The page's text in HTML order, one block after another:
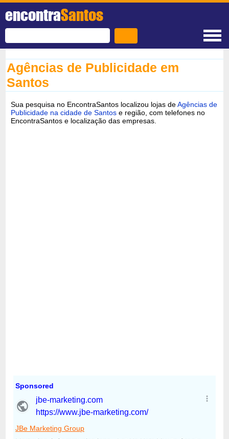
encontraSantos
Agências de Publicidade em
Santos
Sua pesquisa no EncontraSantos localizou lojas deAgências de
Publicidade na cidade de Santos e região, com telefones no
EncontraSantos e localização das empresas.